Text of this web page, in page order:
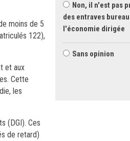
moins de 5
122),
et aux
Cette
les
(DGI). Ces
de retard)
Non, il n'est pas
des entraves
l'économie dirigée
Sans opinion